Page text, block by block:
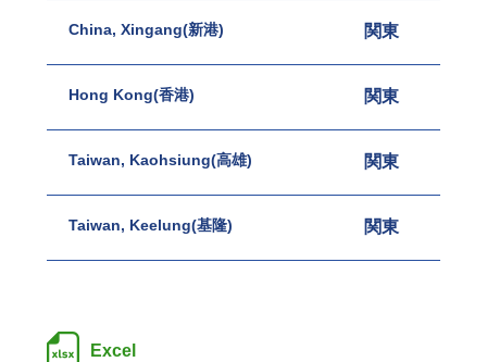
China, Xingang(新港) 関東
Hong Kong(香港) 関東
Taiwan, Kaohsiung(高雄) 関東
Taiwan, Keelung(基隆) 関東
Excel